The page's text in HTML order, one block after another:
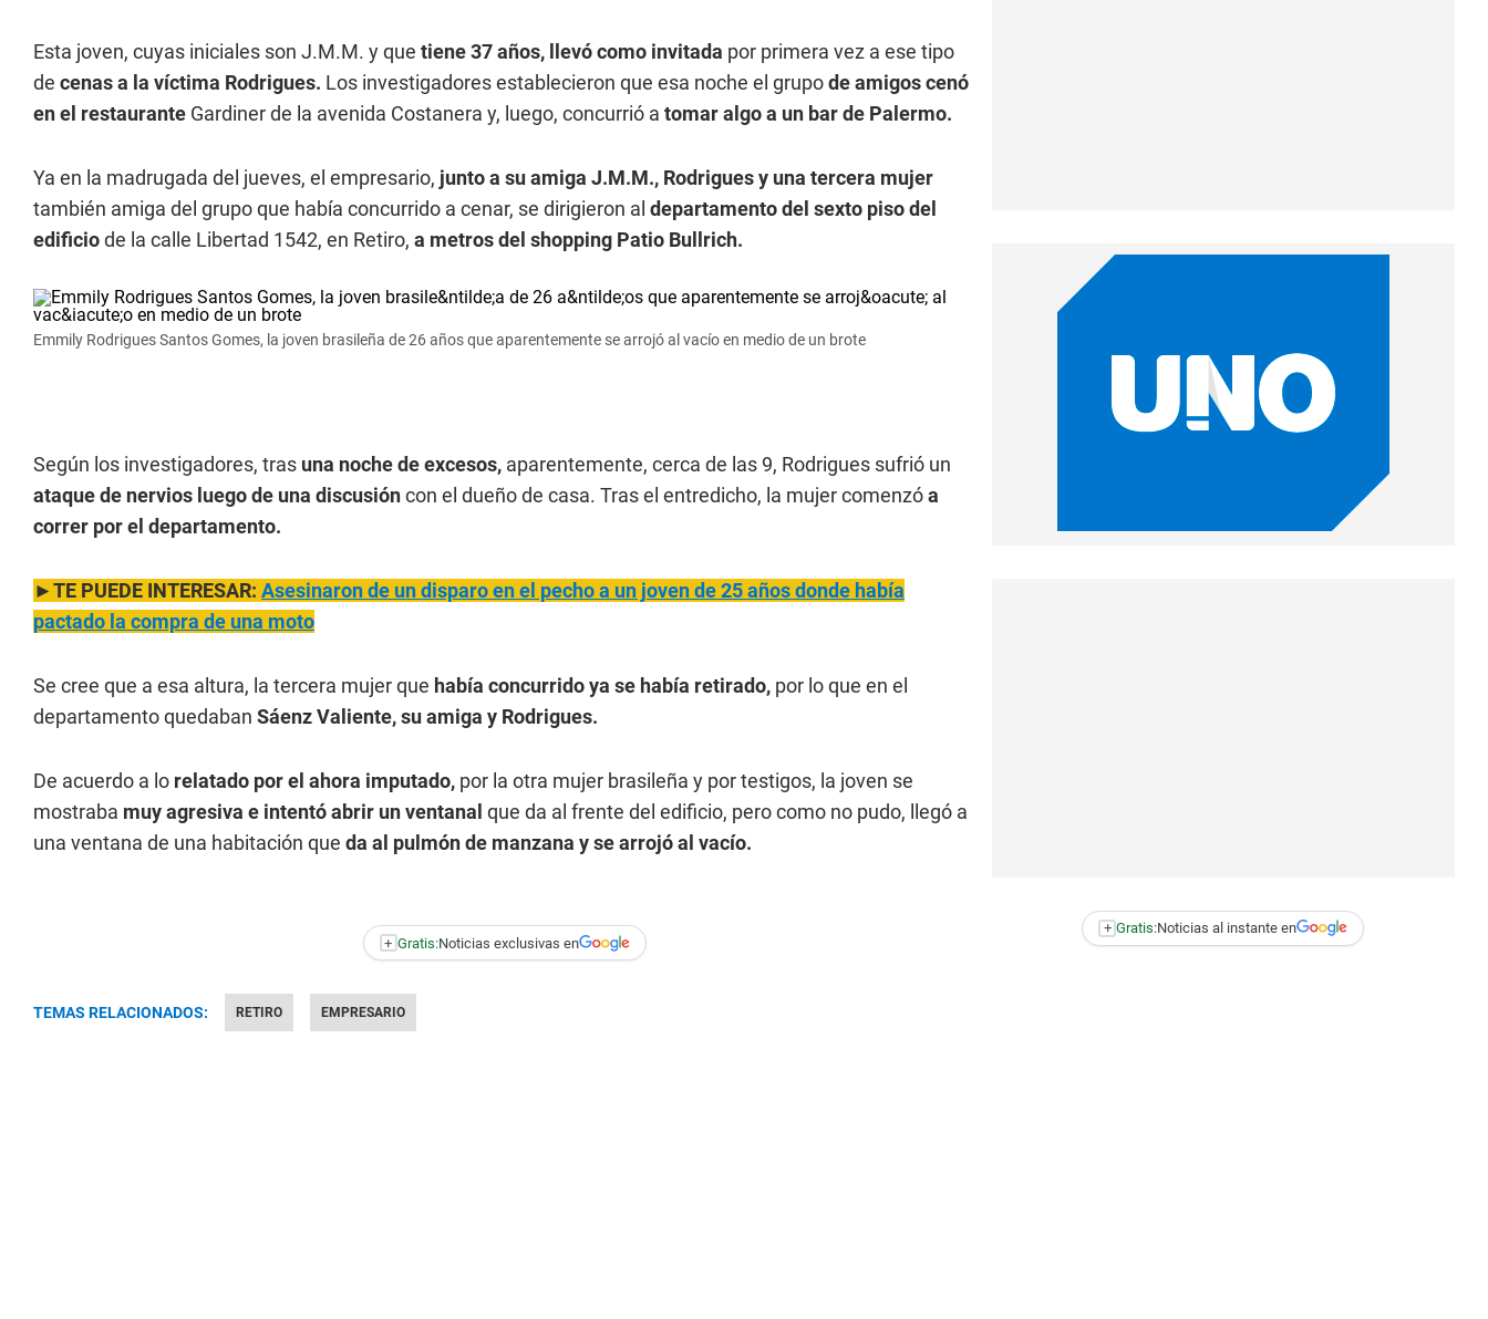
Esta joven, cuyas iniciales son J.M.M. y que tiene 37 años, llevó como invitada por primera vez a ese tipo
de cenas a la víctima Rodrigues. Los investigadores establecieron que esa noche el grupode amigos cenó
en el restaurante Gardiner de la avenida Costanera y, luego, concurrió a tomar algo a un bar de Palermo.
Ya en la madrugada del jueves, el empresario, junto a su amiga J.M.M., Rodrigues y una tercera mujer
también amiga del grupo que había concurrido a cenar, se dirigieron al departamento del sexto piso del
edificiode la calle Libertad 1542, en Retiro, a metros del shopping Patio Bullrich.
Emmily Rodrigues Santos Gomes, la joven brasileña de 26 años que aparentemente se arrojó al vacío en medio de un brote
Según los investigadores, tras una noche de excesos, aparentemente, cerca de las 9, Rodrigues sufrió un
ataque de nervios luego de una discusióncon el dueño de casa. Tras el entredicho, la mujer comenzóa
correr por el departamento.
►TE PUEDE INTERESAR: Asesinaron de un disparo en el pecho a un joven de 25 años donde había
pactado la compra de una moto
Se cree que a esa altura, la tercera mujer que había concurrido ya se había retirado, por lo que en el
departamento quedaban Sáenz Valiente, su amiga y Rodrigues.
De acuerdo a lo relatado por el ahora imputado, por la otra mujer brasileña y por testigos, la joven se
mostraba muy agresiva e intentó abrir un ventanal que da al frente del edificio, pero como no pudo, llegó a
una ventana de una habitación que da al pulmón de manzana y se arrojó al vacío.
+ Gratis:Noticias exclusivas en
TEMAS RELACIONADOS: RETIRO EMPRESARIO
+ Gratis:Noticias al instante en